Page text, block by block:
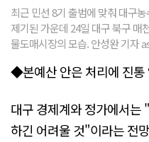
최근 민선 8기 출범에 맞춰 대구
제기된 가운데 24일 대구 북구 매
물도매시장의 모습. 안성완 기자
◆본예산 안은 처리에 진통
대구 경제계와 정가에서는
하긴 어려울 것"이라는 전